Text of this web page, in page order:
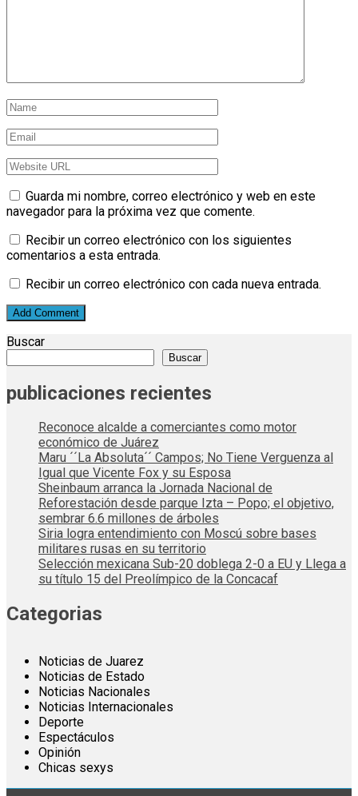
Guarda mi nombre, correo electrónico y web en este
navegador para la próxima vez que comente.
Recibir un correo electrónico con los siguientes
comentarios a esta entrada.
Recibir un correo electrónico con cada nueva entrada.
Buscar
Buscar
publicaciones recientes
Reconoce alcalde a comerciantes como motor
económico de Juárez
Maru ´´La Absoluta´´ Campos; No Tiene Verguenza al
Igual que Vicente Fox y su Esposa
Sheinbaum arranca la Jornada Nacional de
Reforestación desde parque Izta – Popo; el objetivo,
sembrar 6.6 millones de árboles
Siria logra entendimiento con Moscú sobre bases
militares rusas en su territorio
Selección mexicana Sub-20 doblega 2-0 a EU y Llega a
su título 15 del Preolímpico de la Concacaf
Categorias
Noticias de Juarez
Noticias de Estado
Noticias Nacionales
Noticias Internacionales
Deporte
Espectáculos
Opinión
Chicas sexys